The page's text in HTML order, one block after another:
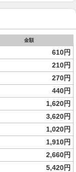
金額
610円
210円
270円
440円
1,620円
3,620円
1,020円
1,910円
2,660円
5,420円